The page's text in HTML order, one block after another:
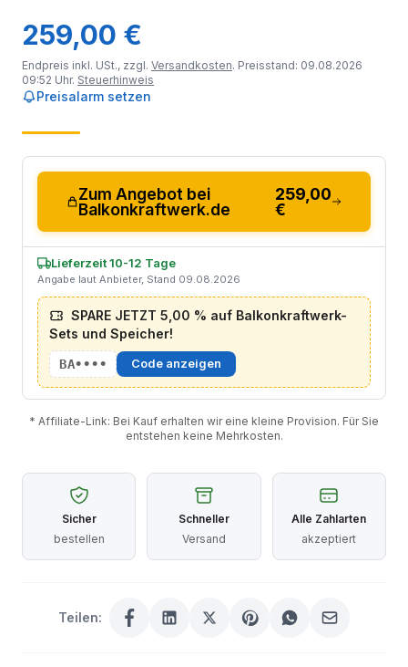
259,00 €
Endpreis inkl. USt., zzgl. Versandkosten. Preisstand: 09.08.2026
09:52 Uhr. Steuerhinweis
Preisalarm setzen
Zum Angebot bei
Balkonkraftwerk.de
259,00
€
Lieferzeit 10-12 Tage
Angabe laut Anbieter, Stand 09.08.2026
SPARE JETZT 5,00 % auf Balkonkraftwerk-
Sets und Speicher!
BA•••• Code anzeigen
* Affiliate-Link: Bei Kauf erhalten wir eine kleine Provision. Für Sie
entstehen keine Mehrkosten.
Sicher
bestellen
Schneller
Versand
Alle Zahlarten
akzeptiert
Teilen: